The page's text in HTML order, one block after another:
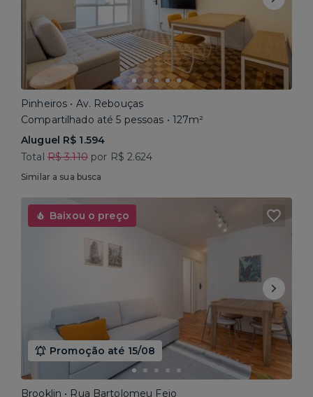
Pinheiros • Av. Rebouças
Compartilhado até 5 pessoas • 127m²
Aluguel R$ 1.594
Total R$ 3.110por R$ 2.624
Similar a sua busca
Baixou o preço
Promoção até 15/08
Brooklin • Rua Bartolomeu Feio